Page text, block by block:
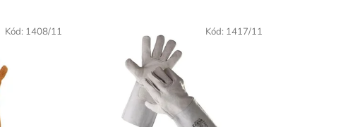
Kód: 1408/11 Kód: 1417/11